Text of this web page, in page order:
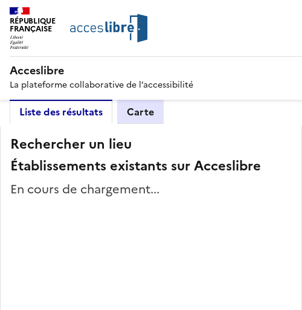
RÉPUBLIQUE
FRANÇAISE
Acceslibre
La plateforme collaborative de l’accessibilité
Liste des résultats Carte
Rechercher un lieu
Établissements existants sur Acceslibre
En cours de chargement...